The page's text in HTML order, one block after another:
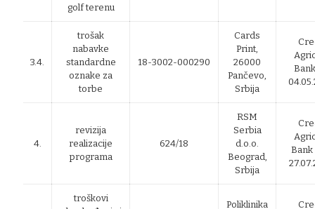
golf terenu
3.4.
trošak
nabavke
standardne
oznake za
torbe
18-3002-000290
Cards
Print,
26000
Pančevo,
Srbija
4.
revizija
realizacije
programa
624/18
RSM
Serbia
d.o.o.
Beograd,
Srbija
Bank
troškovi
Poliklinika